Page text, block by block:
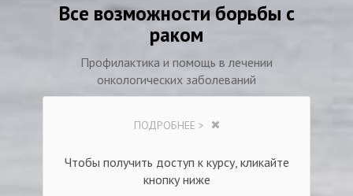
Все возможности борьбы с
раком
Профилактика и помощь в лечении
онкологических заболеваний
ПОДРОБНЕЕ >
Чтобы получить доступ к курсу, кликайте
кнопку ниже